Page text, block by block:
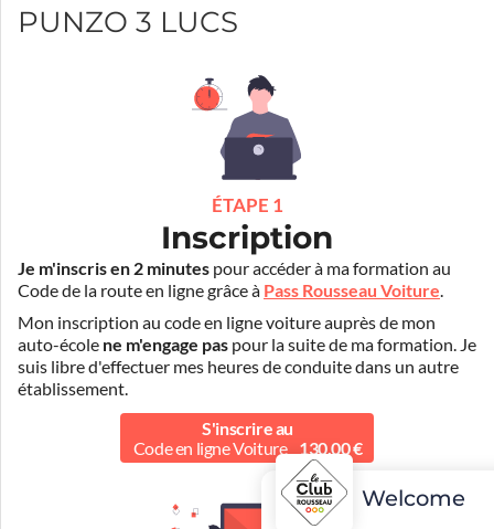
PUNZO 3 LUCS
ÉTAPE 1
Inscription
Je m'inscris en 2 minutes pour accéder à ma formation au
Code de la route en ligne grâce à Pass Rousseau Voiture.
Mon inscription au code en ligne voiture auprès de mon
auto-école ne m'engage pas pour la suite de ma formation. Je
suis libre d'effectuer mes heures de conduite dans un autre
établissement.
S'inscrire au
Code en ligne Voiture
130.00 €
Welcome